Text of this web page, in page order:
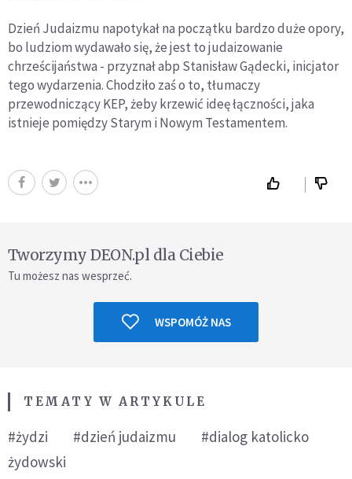
Dzień Judaizmu napotykał na początku bardzo duże opory,
bo ludziom wydawało się, że jest to judaizowanie
chrześcijaństwa - przyznał abp Stanisław Gądecki, inicjator
tego wydarzenia. Chodziło zaś o to, tłumaczy
przewodniczący KEP, żeby krzewić ideę łączności, jaka
istnieje pomiędzy Starym i Nowym Testamentem.
Tworzymy DEON.pl dla Ciebie
Tu możesz nas wesprzeć.
WSPOMÓŻ NAS
TEMATY W ARTYKULE
#żydzi #dzień judaizmu
#dialog katolicko
żydowski